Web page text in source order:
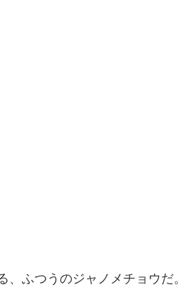
、ふつうのジャノメチョウだ。